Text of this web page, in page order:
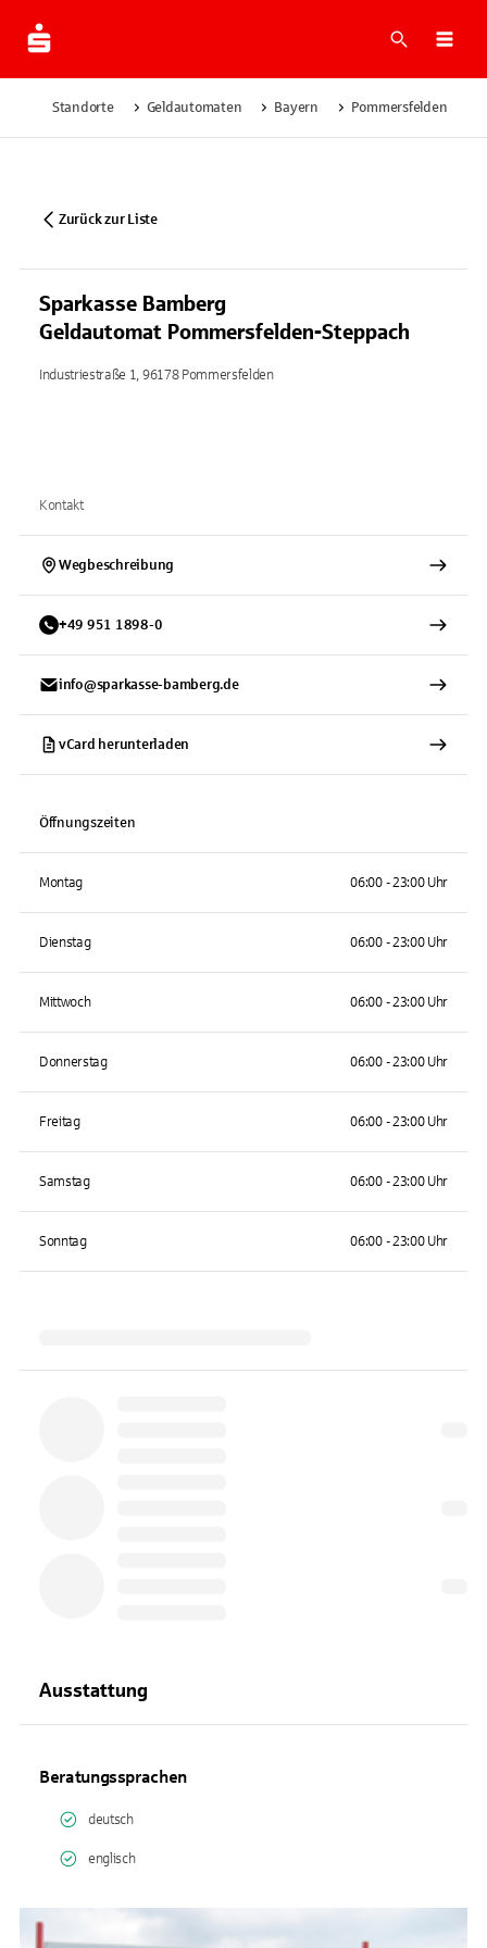
Suche
Standorte Geldautomaten Bayern Pommersfelden
Zurück zur Liste
Sparkasse Bamberg
Geldautomat Pommersfelden-Steppach
Industriestraße 1, 96178 Pommersfelden
Kontakt
Wegbeschreibung
+49 951 1898-0
info@sparkasse-bamberg.de
vCard herunterladen
Öffnungszeiten
Montag 06:00 - 23:00 Uhr
Dienstag 06:00 - 23:00 Uhr
Mittwoch 06:00 - 23:00 Uhr
Donnerstag 06:00 - 23:00 Uhr
Freitag 06:00 - 23:00 Uhr
Samstag 06:00 - 23:00 Uhr
Sonntag 06:00 - 23:00 Uhr
Ausstattung
Beratungssprachen
deutsch
englisch